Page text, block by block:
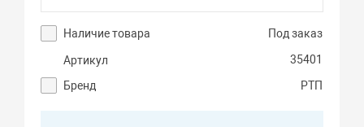
Наличие товара Под заказ
Артикул
35401
Бренд
РТП